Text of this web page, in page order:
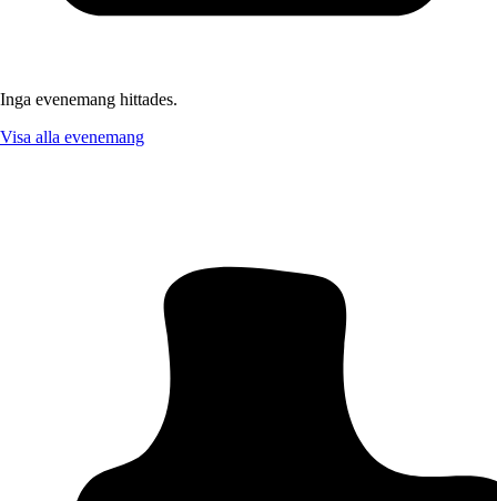
Inga evenemang hittades.
Visa alla evenemang